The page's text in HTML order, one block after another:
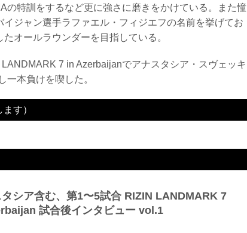
の特訓をするなど更に強さに磨きをかけている。また憧
ジャン選手ラファエル・フィジエフの名前を挙げてお
オールラウンダーを目指している。
7 in Azerbaijanでアナスタシア・スヴェッキ
一本負けを喫した。
す）
タシア含む、第1〜5試合 RIZIN LANDMARK 7
試合後インタビュー vol.1